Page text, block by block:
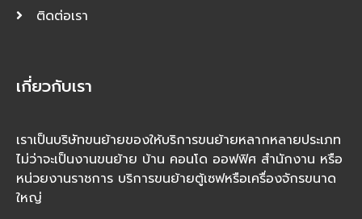
ติดต่อเรา
เกี่ยวกับเรา
เราเป็นบริษัทขนย้ายของให้บริการขนย้ายหลากหลายประเภท
ไม่ว่าจะเป็นงานขนย้าย บ้าน คอนโด ออฟฟิศ สำนักงาน หรือ
หน่วยงานราชการ บริการขนย้ายตู้เซฟหรือเครื่องจักรขนาด
ใหญ่